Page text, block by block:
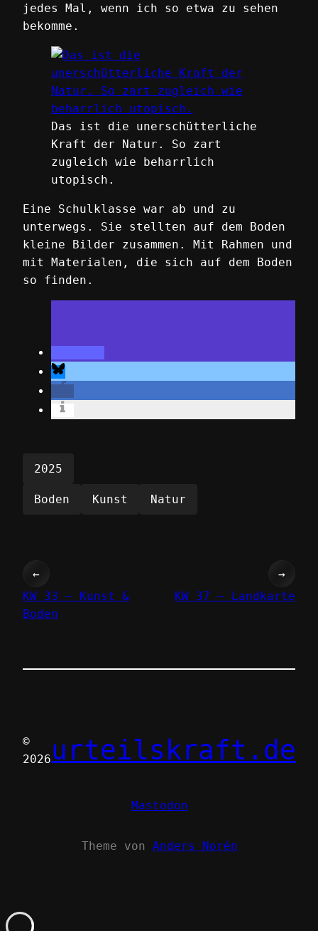
jedes Mal, wenn ich so etwa zu sehen
bekomme.
Das ist die unerschütterliche
Kraft der Natur. So zart
zugleich wie beharrlich
utopisch.
Eine Schulklasse war ab und zu
unterwegs. Sie stellten auf dem Boden
kleine Bilder zusammen. Mit Rahmen und
mit Materialen, die sich auf dem Boden
so finden.
2025
Boden Kunst Natur
←
KW 33 – Kunst &
Boden
KW 37 – Landkarte
→
©
2026 urteilskraft.de
Mastodon
Theme von Anders Norén